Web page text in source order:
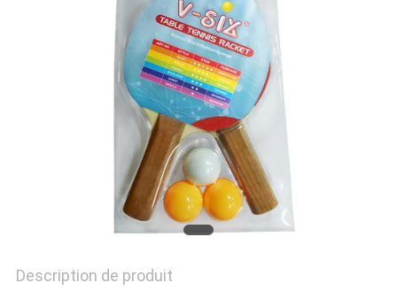
Description de produit